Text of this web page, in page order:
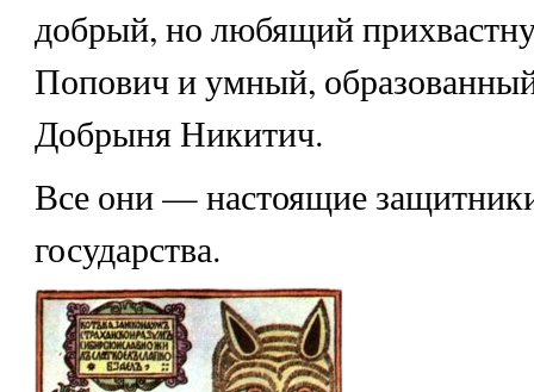
добрый, но любящий
Попович и умный,
Добрыня Никитич.
Все они — настоящие
государства.